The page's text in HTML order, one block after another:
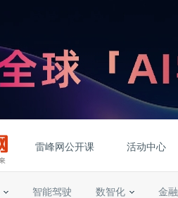
雷峰网公开课 活动中心
智能驾驶 数智化 金